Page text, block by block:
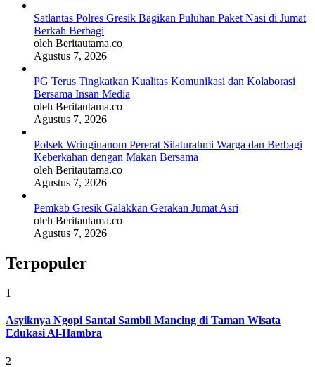
Satlantas Polres Gresik Bagikan Puluhan Paket Nasi di Jumat
Berkah Berbagi
oleh Beritautama.co
Agustus 7, 2026
PG Terus Tingkatkan Kualitas Komunikasi dan Kolaborasi
Bersama Insan Media
oleh Beritautama.co
Agustus 7, 2026
Polsek Wringinanom Pererat Silaturahmi Warga dan Berbagi
Keberkahan dengan Makan Bersama
oleh Beritautama.co
Agustus 7, 2026
Pemkab Gresik Galakkan Gerakan Jumat Asri
oleh Beritautama.co
Agustus 7, 2026
Terpopuler
1
Asyiknya Ngopi Santai Sambil Mancing di Taman Wisata
Edukasi Al-Hambra
2